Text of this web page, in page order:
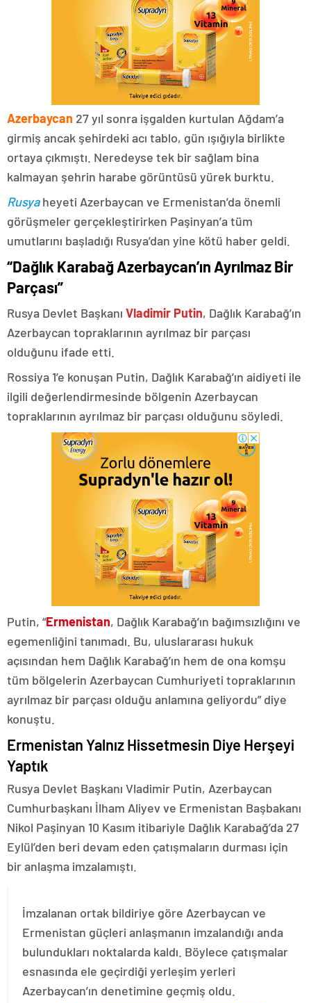
Azerbaycan 27 yıl sonra işgalden kurtulan Ağdam’a
girmiş ancak şehirdeki acı tablo, gün ışığıyla birlikte
ortaya çıkmıştı. Neredeyse tek bir sağlam bina
kalmayan şehrin harabe görüntüsü yürek burktu.
Rusyaheyeti Azerbaycan ve Ermenistan’da önemli
görüşmeler gerçekleştirirken Paşinyan’a tüm
umutlarını başladığı Rusya’dan yine kötü haber geldi.
“Dağlık Karabağ Azerbaycan’ın Ayrılmaz Bir
Parçası”
Rusya Devlet Başkanı Vladimir Putin, Dağlık Karabağ’ın
Azerbaycan topraklarının ayrılmaz bir parçası
olduğunu ifade etti.
Rossiya 1’e konuşan Putin, Dağlık Karabağ’ın aidiyeti ile
ilgili değerlendirmesinde bölgenin Azerbaycan
topraklarının ayrılmaz bir parçası olduğunu söyledi.
Putin, “Ermenistan, Dağlık Karabağ’ın bağımsızlığını ve
egemenliğini tanımadı. Bu, uluslararası hukuk
açısından hem Dağlık Karabağ’ın hem de ona komşu
tüm bölgelerin Azerbaycan Cumhuriyeti topraklarının
ayrılmaz bir parçası olduğu anlamına geliyordu” diye
konuştu.
Ermenistan Yalnız Hissetmesin Diye Herşeyi
Yaptık
Rusya Devlet Başkanı Vladimir Putin, Azerbaycan
Cumhurbaşkanı İlham Aliyev ve Ermenistan Başbakanı
Nikol Paşinyan 10 Kasım itibariyle Dağlık Karabağ’da 27
Eylül’den beri devam eden çatışmaların durması için
bir anlaşma imzalamıştı.
İmzalanan ortak bildiriye göre Azerbaycan ve
Ermenistan güçleri anlaşmanın imzalandığı anda
bulundukları noktalarda kaldı. Böylece çatışmalar
esnasında ele geçirdiği yerleşim yerleri
Azerbaycan’ın denetimine geçmiş oldu.